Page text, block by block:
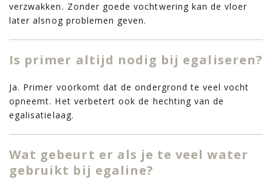
verzwakken. Zonder goede vochtwering kan de vloer
later alsnog problemen geven.
Is primer altijd nodig bij egaliseren?
Ja. Primer voorkomt dat de ondergrond te veel vocht
opneemt. Het verbetert ook de hechting van de
egalisatielaag.
Wat gebeurt er als je te veel water
gebruikt bij egaline?